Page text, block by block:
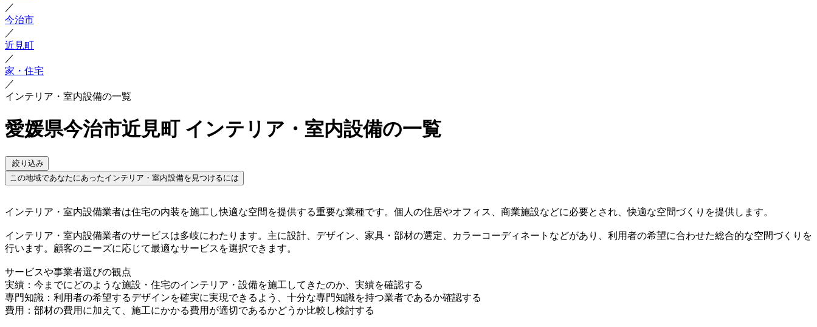
／
今治市
／
近見町
／
家・住宅
／
インテリア・室内設備の一覧
愛媛県今治市近見町 インテリア・室内設備の一覧
絞り込み
この地域であなたにあったインテリア・室内設備を見つけるには
インテリア・室内設備業者は住宅の内装を施工し快適な空間を提供する重要な業種です。個人の住居やオフィス、商業施設などに必要とされ、快適な空間づくりを提供します。
インテリア・室内設備業者のサービスは多岐にわたります。主に設計、デザイン、家具・部材の選定、カラーコーディネートなどがあり、利用者の希望に合わせた総合的な空間づくりを
行います。顧客のニーズに応じて最適なサービスを選択できます。
サービスや事業者選びの観点
実績：今までにどのような施設・住宅のインテリア・設備を施工してきたのか、実績を確認する
専門知識：利用者の希望するデザインを確実に実現できるよう、十分な専門知識を持つ業者であるか確認する
費用：部材の費用に加えて、施工にかかる費用が適切であるかどうか比較し検討する